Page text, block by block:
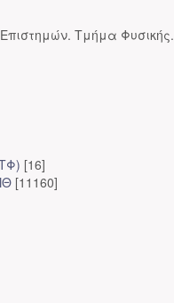
Τμήμα Φυσικής.
[16]
[11160]